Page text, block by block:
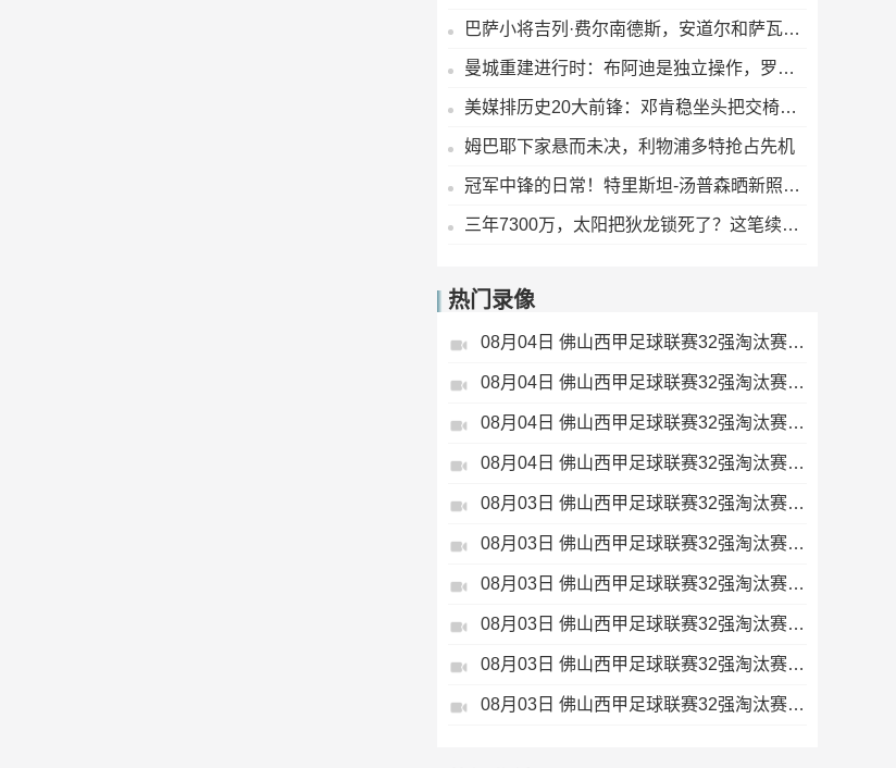
巴萨小将吉列·费尔南德斯，安道尔和萨瓦德尔都盯上了？
曼城重建进行时：布阿迪是独立操作，罗德里或赖因德斯若走人，补强早已备好
美媒排历史20大前锋：邓肯稳坐头把交椅，字母哥现役最高，浓眉列第九
姆巴耶下家悬而未决，利物浦多特抢占先机
冠军中锋的日常！特里斯坦-汤普森晒新照，球迷：这身材保养得真不错
三年7300万，太阳把狄龙锁死了？这笔续约，我给B-
热门录像
08月04日 佛山西甲足球联赛32强淘汰赛 肇庆恒骏成 VS 三七互娱 全场录像
08月04日 佛山西甲足球联赛32强淘汰赛 贪玩游戏 VS 美的薪火 全场录像
08月04日 佛山西甲足球联赛32强淘汰赛 广东西南建设 VS 香港圣徒 全场录像
08月04日 佛山西甲足球联赛32强淘汰赛 藝品高國際 VS 湛江狂狼·粵辉能源 全场录像
08月03日 佛山西甲足球联赛32强淘汰赛 广东客家青年 VS 广州英华思力U17 全场录像
08月03日 佛山西甲足球联赛32强淘汰赛 广州求信 VS 顺德新青年 全场录像
08月03日 佛山西甲足球联赛32强淘汰赛 大塘控股 VS 茂名市点都得 全场录像
08月03日 佛山西甲足球联赛32强淘汰赛 广东凤铝 VS 湛江八部科技 全场录像
08月03日 佛山西甲足球联赛32强淘汰赛 广州蜀地红 VS 广州戴拿模 全场录像
08月03日 佛山西甲足球联赛32强淘汰赛 三水乐民兴健力宝 VS 中国澳门澳科精英 全场录像